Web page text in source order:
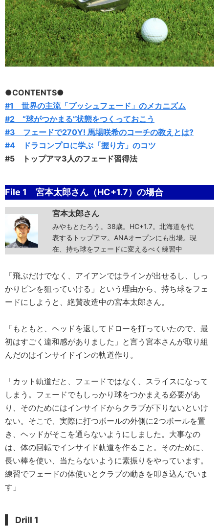
●CONTENTS●
#1 世界の主流「プッシュフェード」のメカニズム
#2 “球がつかまる”状態をつくっておこう
#3 フェードで270Y! 馬場咲希のコーチの教えとは?
#4 ドラコンプロに学ぶ「握り方」のコツ
#5 トップアマ3人のフェード習得法
File 1 宮本太郎さん（HC+1.7）の場合
宮本太郎さん
みやもとたろう。38歳。HC+1.7。北海道を代
表するトップアマ。ANAオープンにも出場。現
在、持ち球をフェードに変えるべく練習中
「飛ぶだけでなく、アイアンではラインが出せるし、しっ
かりピンを狙っていける」という理由から、持ち球をフェ
ードにしようと、絶賛改造中の宮本太郎さん。
「もともと、ヘッドを返してドローを打っていたので、最
初はすごく違和感がありました」と言う宮本さんが取り組
んだのはインサイドインの軌道作り。
「カット軌道だと、フェードではなく、スライスになって
しまう。フェードでもしっかり球をつかまえる必要があ
り、そのためにはインサイドからクラブが下りないといけ
ない。そこで、実際に打つボールの外側に2つボールを置
き、ヘッドがそこを通らないようにしました。大事なの
は、体の回転でインサイド軌道を作ること。そのために、
長い棒を使い、当たらないように素振りをやっています。
練習でフェードの体使いとクラブの動きを叩き込んでいま
す」
Drill 1